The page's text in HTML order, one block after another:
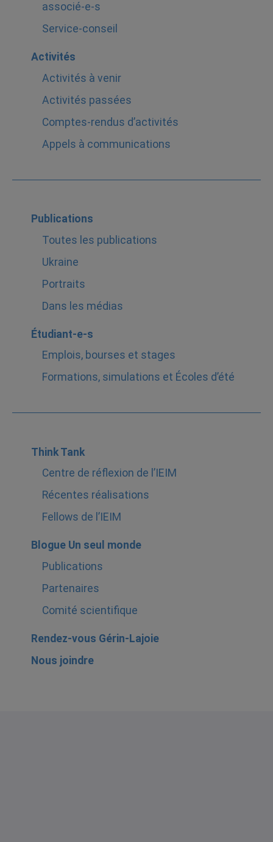
associé-e-s
Service-conseil
Activités
Activités à venir
Activités passées
Comptes-rendus d’activités
Appels à communications
Publications
Toutes les publications
Ukraine
Portraits
Dans les médias
Étudiant-e-s
Emplois, bourses et stages
Formations, simulations et Écoles d’été
Think Tank
Centre de réflexion de l’IEIM
Récentes réalisations
Fellows de l’IEIM
Blogue Un seul monde
Publications
Partenaires
Comité scientifique
Rendez-vous Gérin-Lajoie
Nous joindre